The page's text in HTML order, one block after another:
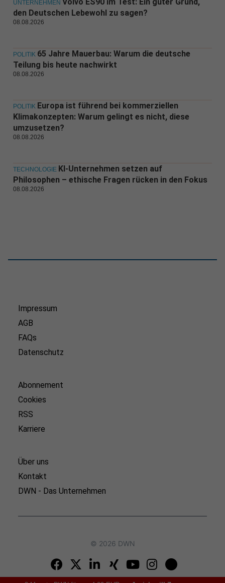
UNTERNEHMEN
den Deutschen Lebewohl zu sagen?
08.08.2026
POLITIK 65 Jahre Mauerbau: Warum die deutsche
Teilung bis heute nachwirkt
08.08.2026
POLITIK Europa ist führend bei kommerziellen
Klimakonzepten: Warum gelingt es nicht, diese
umzusetzen?
08.08.2026
TECHNOLOGIE KI-Unternehmen setzen auf
Philosophen – ethische Fragen rücken in den Fokus
08.08.2026
Impressum
AGB
FAQs
Datenschutz
Abonnement
Cookies
RSS
Karriere
Über uns
Kontakt
DWN - Das Unternehmen
© 2026 DWN